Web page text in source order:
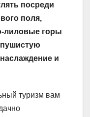
посреди
поля,
лиловые горы
и
туризм вам